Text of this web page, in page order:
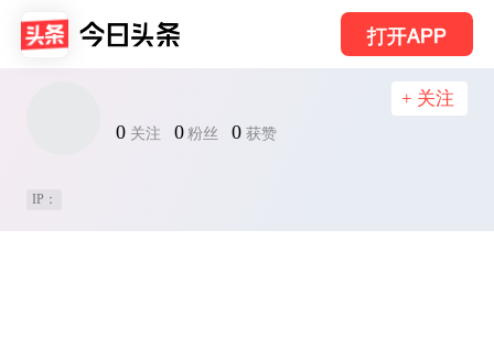
打开APP
0 关注 0 粉丝 0 获赞
+ 关注
IP：